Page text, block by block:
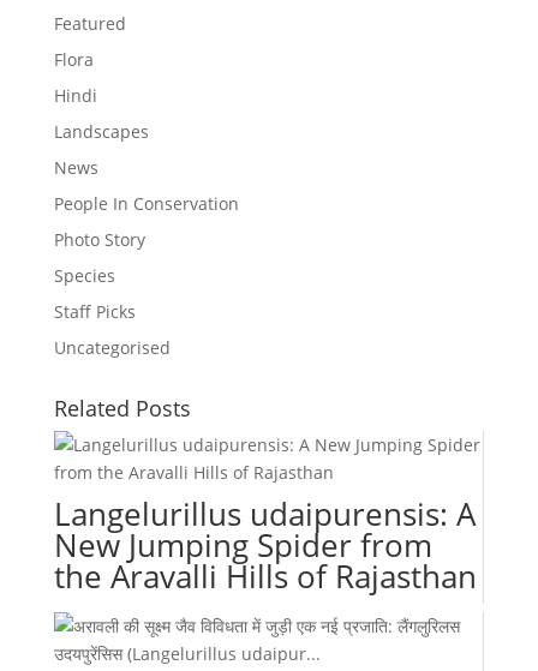
Featured
Flora
Hindi
Landscapes
News
People In Conservation
Photo Story
Species
Staff Picks
Uncategorised
Related Posts
Langelurillus udaipurensis: A
New Jumping Spider from
the Aravalli Hills of Rajasthan